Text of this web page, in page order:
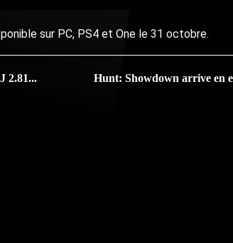
sur PC, PS4 et One le 31 octobre.
2.81... Hunt: Showdown arrive en